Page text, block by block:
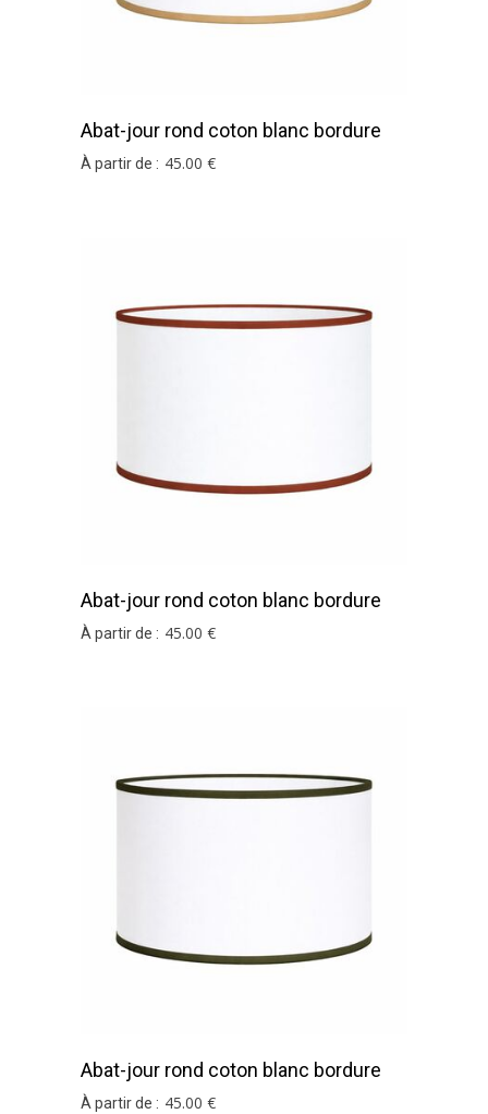
Abat-jour rond coton blanc bordure
sable
À partir de : 45.00 €
Abat-jour rond coton blanc bordure
terracota
À partir de : 45.00 €
Abat-jour rond coton blanc bordure
vert kaki
À partir de : 45.00 €